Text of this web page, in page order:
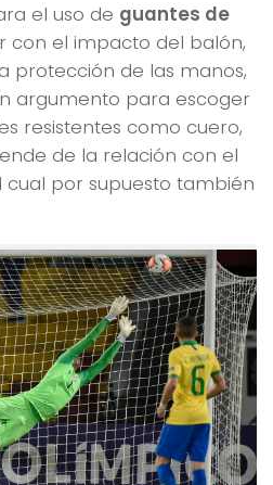
el uso de guantes de
con el impacto del balón,
protección de las manos,
argumento para escoger
resistentes como cuero,
de la relación con el
por supuesto también